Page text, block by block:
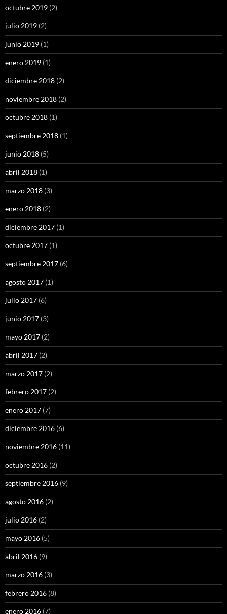
octubre 2019 (2)
julio 2019 (2)
junio 2019 (1)
enero 2019 (1)
diciembre 2018 (2)
noviembre 2018 (2)
octubre 2018 (1)
septiembre 2018 (1)
junio 2018 (5)
abril 2018 (1)
marzo 2018 (3)
enero 2018 (2)
diciembre 2017 (1)
octubre 2017 (1)
septiembre 2017 (6)
agosto 2017 (1)
julio 2017 (6)
junio 2017 (3)
mayo 2017 (2)
abril 2017 (2)
marzo 2017 (2)
febrero 2017 (2)
enero 2017 (7)
diciembre 2016 (6)
noviembre 2016 (11)
octubre 2016 (2)
septiembre 2016 (9)
agosto 2016 (2)
julio 2016 (2)
mayo 2016 (5)
abril 2016 (9)
marzo 2016 (3)
febrero 2016 (8)
enero 2016 (7)